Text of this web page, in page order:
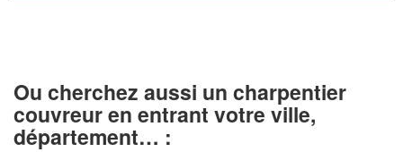
Ou cherchez aussi un charpentier
couvreur en entrant votre ville,
département… :